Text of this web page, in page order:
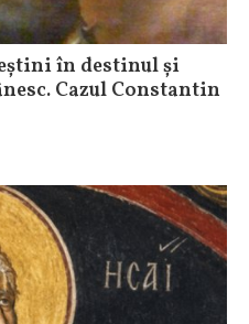
în destinul și
Cazul Constantin